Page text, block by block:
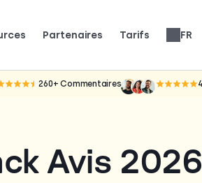
Partenaires Tarifs FR
260+Commentaires
Avis